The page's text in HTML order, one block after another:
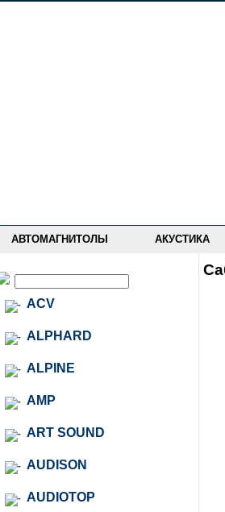
АВТОМАГНИТОЛЫ АКУСТИКА
ACV
ALPHARD
ALPINE
AMP
ART SOUND
AUDISON
AUDIOTOP